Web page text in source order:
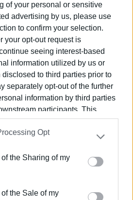
of your personal or sensitive
advertising by us, please use
to confirm your selection.
your opt-out request is
seeing interest-based
information utilized by us or
to third parties prior to
separately opt-out of the further
information by third parties
participants. This
be disclosed by us to third parties
Participants
that may
third parties.
website/app uses one or more
may gather and store information
to grant or deny consent to
Opt
of the Sharing of my
of the Sale of my
Ενημέρωση από το
ευθύνης. Ειδικεύεται στις
το ελεύθερο και το
στο